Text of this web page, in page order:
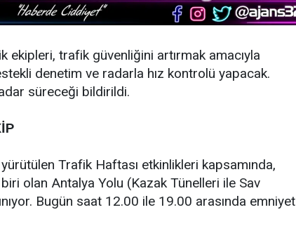
ekipleri, trafik güvenliğini artırmak amacıyla
denetim ve radarla hız kontrolü yapacak.
süreceği bildirildi.
Trafik Haftası etkinlikleri kapsamında,
olan Antalya Yolu (Kazak Tünelleri ile Sav
Bugün saat 12.00 ile 19.00 arasında emniyet